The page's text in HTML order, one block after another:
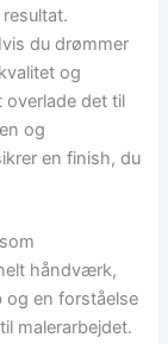
du drømmer
og
det til
og
en finish, du
håndværk,
og en forståelse
malerarbejdet.